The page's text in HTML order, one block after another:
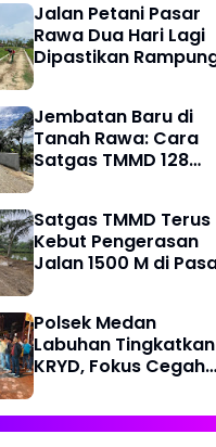
Jalan Petani Pasar
Rawa Dua Hari Lagi
Dipastikan
Jembatan Baru di
Tanah Rawa: Cara
Satgas TMMD 128
Satgas TMMD Terus
Kebut Pengerasan
Jalan 1500 M di
Warga
Polsek Medan
Labuhan Tingkatkan
KRYD, Fokus Cegah
dan Balap Liar